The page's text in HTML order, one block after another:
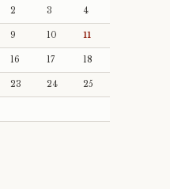
2 3 4
9 10 11
16 17 18
23 24 25